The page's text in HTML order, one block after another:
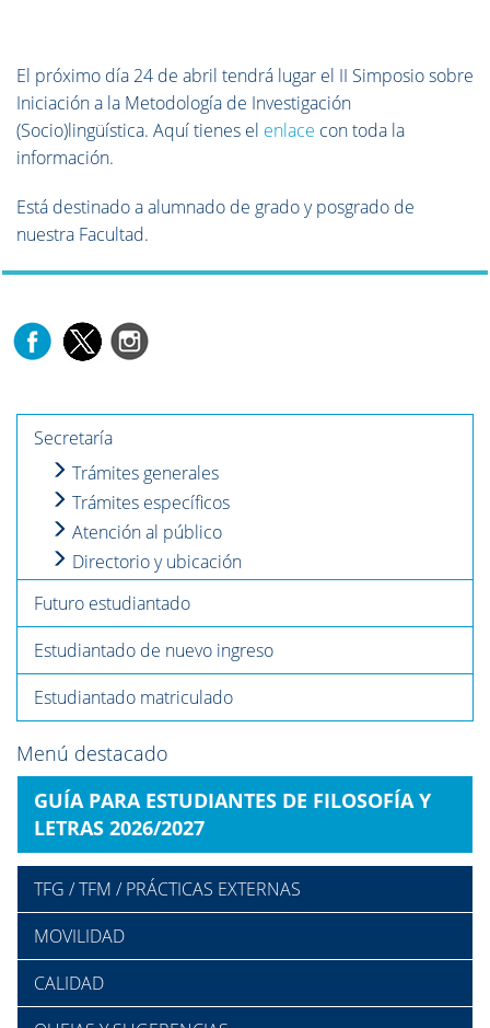
El próximo día 24 de abril tendrá lugar el II Simposio sobre
Iniciación a la Metodología de Investigación
(Socio)lingüística. Aquí tienes el enlace con toda la
información.
Está destinado a alumnado de grado y posgrado de
nuestra Facultad.
Secretaría
Trámites generales
Trámites específicos
Atención al público
Directorio y ubicación
Futuro estudiantado
Estudiantado de nuevo ingreso
Estudiantado matriculado
Menú destacado
GUÍA PARA ESTUDIANTES DE FILOSOFÍA Y
LETRAS 2026/2027
TFG / TFM / PRÁCTICAS EXTERNAS
MOVILIDAD
CALIDAD